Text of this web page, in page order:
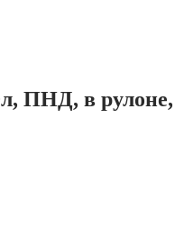
ПНД, в рулоне,